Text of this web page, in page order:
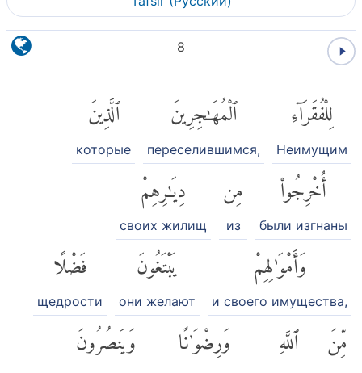
8
لِلْفُقَرَآءِ
Неимущим
ٱلْمُهَٰجِرِينَ
переселившимся,
ٱلَّذِينَ
которые
أُخْرِجُوا۟
были изгнаны
مِن
из
دِيَٰرِهِمْ
своих жилищ
وَأَمْوَٰلِهِمْ
и своего имущества,
يَبْتَغُونَ
они желают
فَضْلًا
щедрости
مِّنَ ٱللَّهِ وَرِضْوَٰنًا وَيَنصُرُونَ